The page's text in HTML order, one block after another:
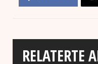
RELATERTE